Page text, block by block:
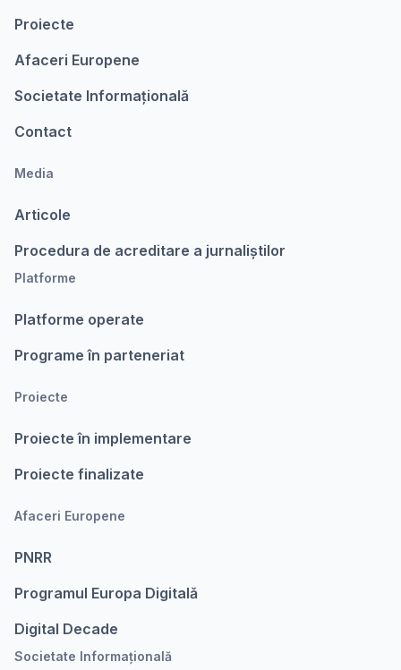
Proiecte
Afaceri Europene
Societate Informațională
Contact
Media
Articole
Procedura de acreditare a jurnaliștilor
Platforme
Platforme operate
Programe în parteneriat
Proiecte
Proiecte în implementare
Proiecte finalizate
Afaceri Europene
PNRR
Programul Europa Digitalǎ
Digital Decade
Societate Informațională